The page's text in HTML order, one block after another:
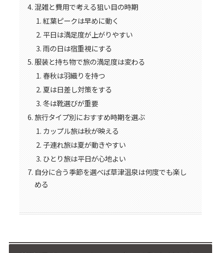
混雑と費用で考える狙い目の時期
紅葉ピークは早めに動く
平日は満足度が上がりやすい
雨の日は宿重視にする
服装と持ち物で旅の満足度は変わる
春秋は羽織りを持つ
夏は日差し対策をする
冬は靴選びが重要
旅行タイプ別におすすめ時期を選ぶ
カップル旅は秋が映える
子連れ旅は夏が動きやすい
ひとり旅は平日が心地よい
自分に合う季節を選べば草津温泉は何度でも楽し
める